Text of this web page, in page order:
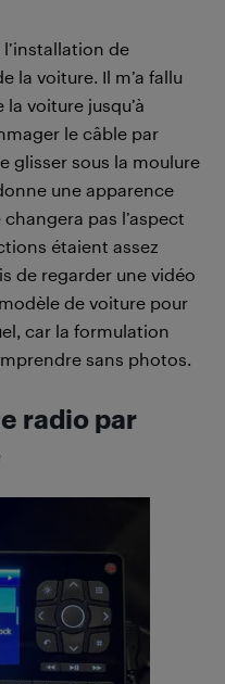
de
la voiture. Il m’a fallu
voiture jusqu’à
le câble par
glisser sous la moulure
une apparence
pas l’aspect
étaient assez
de regarder une vidéo
de voiture pour
car la formulation
sans photos.
radio par